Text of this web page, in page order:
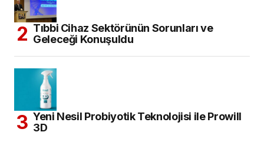
Tıbbi Cihaz Sektörünün Sorunları ve
Geleceği Konuşuldu
Yeni Nesil Probiyotik Teknolojisi ile Prowill
3D